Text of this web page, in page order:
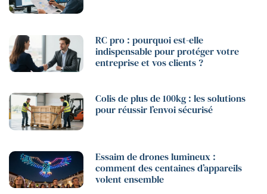
RC pro : pourquoi est-elle
indispensable pour protéger votre
entreprise et vos clients ?
Colis de plus de 100kg : les solutions
pour réussir l’envoi sécurisé
Essaim de drones lumineux :
comment des centaines d’appareils
volent ensemble